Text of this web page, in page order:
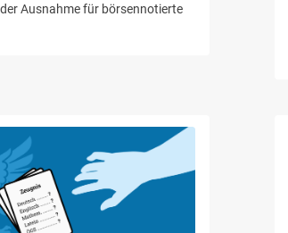
Ausnahme für börsennotierte